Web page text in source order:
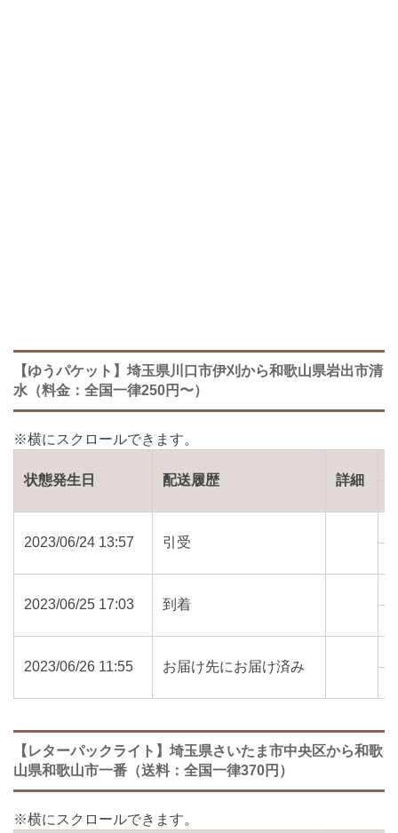
【ゆうパケット】埼玉県川口市伊刈から和歌山県岩出市清
水（料金：全国一律250円〜）
状態発生日 配送履歴 詳細
2023/06/24 13:57 引受
2023/06/25 17:03 到着
2023/06/26 11:55 お届け先にお届け済み
【レターパックライト】埼玉県さいたま市中央区から和歌
山県和歌山市一番（送料：全国一律370円）